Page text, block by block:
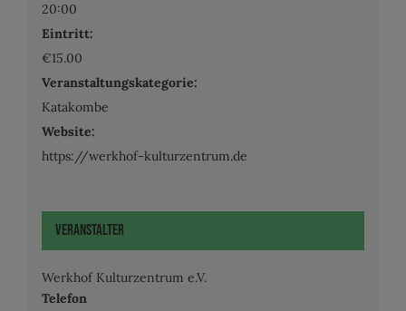
20:00
Eintritt:
€15.00
Veranstaltungskategorie:
Katakombe
Website:
https://werkhof-kulturzentrum.de
Veranstalter
Werkhof Kulturzentrum e.V.
Telefon